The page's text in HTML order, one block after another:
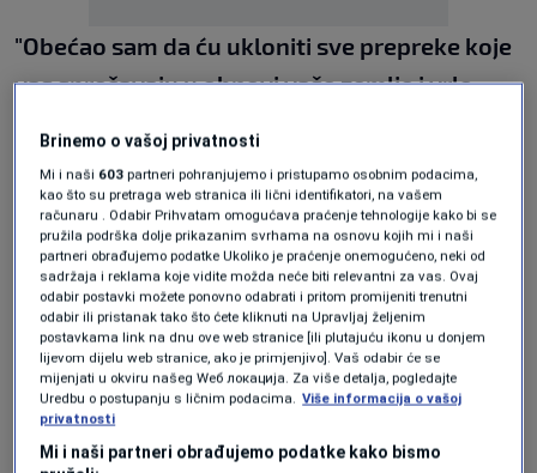
"Obećao sam da ću ukloniti sve prepreke koje
vas sprečavaju u obnovi vaše zemlje i vrlo
Trump u pismu al-Shari u koje je Reuters imao
uvid.
"Imamo američke kompanije koje su spremne
investirati u Siriju i pomoći da vaša zemlja
postane veća i uspješnija nego ikada prije",
dodao je u pismu za koje je visoki zvaničnik
američke administracije rekao da je uručeno
al-Shari nakon sastanka s Trumpom u Ankari.
Brinemo o vašoj privatnosti
Mi i naši 603 partneri pohranjujemo i pristupamo osobnim podacima,
kao što su pretraga web stranica ili lični identifikatori, na vašem
računaru . Odabir Prihvatam omogućava praćenje tehnologije kako bi se
pružila podrška dolje prikazanim svrhama na osnovu kojih mi i naši
partneri obrađujemo podatke Ukoliko je praćenje onemogućeno, neki od
sadržaja i reklama koje vidite možda neće biti relevantni za vas. Ovaj
odabir postavki možete ponovno odabrati i pritom promijeniti trenutni
odabir ili pristanak tako što ćete kliknuti na Upravljaj željenim
postavkama link na dnu ove web stranice [ili plutajuću ikonu u donjem
lijevom dijelu web stranice, ako je primjenjivo]. Vaš odabir će se
mijenjati u okviru našeg Wеб локација. Za više detalja, pogledajte
Uredbu o postupanju s ličnim podacima. Više informacija o vašoj
privatnosti
Mi i naši partneri obrađujemo podatke kako bismo